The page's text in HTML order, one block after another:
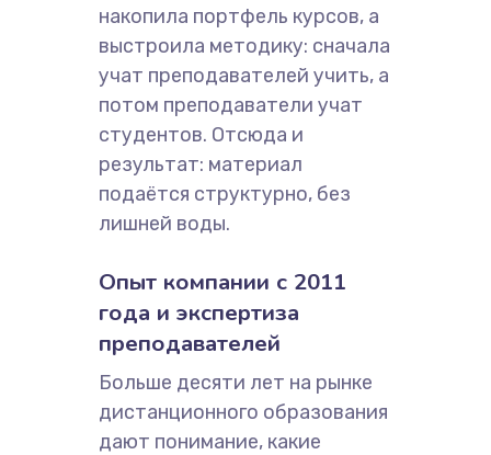
накопила портфель курсов, а
выстроила методику: сначала
учат преподавателей учить, а
потом преподаватели учат
студентов. Отсюда и
результат: материал
подаётся структурно, без
лишней воды.
Опыт компании с 2011
года и экспертиза
преподавателей
Больше десяти лет на рынке
дистанционного образования
дают понимание, какие